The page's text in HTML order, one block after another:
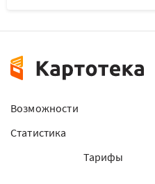
Возможности
Статистика
Тарифы